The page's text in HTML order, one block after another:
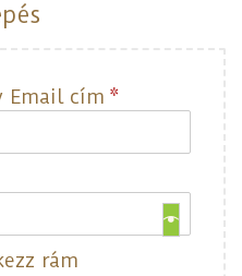
Email cím *
rám